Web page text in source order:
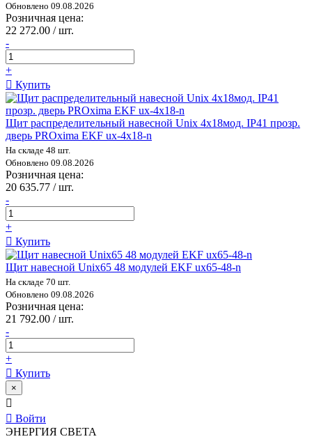
Обновлено 09.08.2026
Розничная цена:
22 272.00 / шт.
-
+
Купить
Щит распределительный навесной Unix 4x18мод. IP41 прозр.
дверь PROxima EKF ux-4x18-n
На складе 48 шт.
Обновлено 09.08.2026
Розничная цена:
20 635.77 / шт.
-
+
Купить
Щит навесной Unix65 48 модулей EKF ux65-48-n
На складе 70 шт.
Обновлено 09.08.2026
Розничная цена:
21 792.00 / шт.
-
+
Купить
×
Войти
ЭНЕРГИЯ СВЕТА